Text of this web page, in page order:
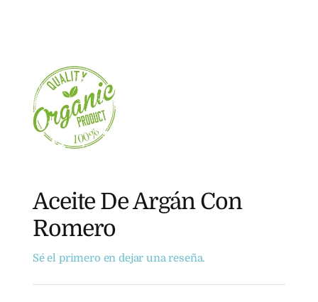
Aceite De Argán Con
Romero
Sé el primero en dejar una reseña.